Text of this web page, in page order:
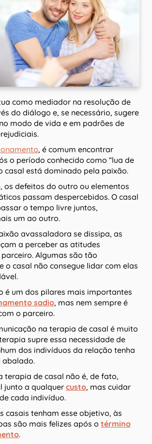
como mediador na resolução de
do diálogo e, se necessário, sugere
modo de vida e em padrões de
, é comum encontrar
o período conhecido como “lua de
casal está dominado pela paixão.
os defeitos do outro ou elementos
passam despercebidos. O casal
o tempo livre juntos,
um ao outro.
avassaladora se dissipa, as
a perceber as atitudes
Algumas são tão
o casal não consegue lidar com elas
é um dos pilares mais importantes
sadio, mas nem sempre é
o parceiro.
na terapia de casal é muito
supre essa necessidade de
dos indivíduos da relação tenha
abalado.
terapia de casal não é, de fato,
junto a qualquercusto, mas cuidar
cada indivíduo.
casais tenham esse objetivo, às
são mais felizes após o término
.